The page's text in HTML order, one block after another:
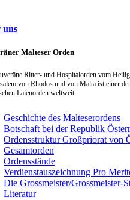
uns
Malteser Orden
Ritter- und Hospitalorden vom
von Rhodos und von Malta ist einer
Laienorden weltweit.
Geschichte des Malteserordens
Botschaft bei der Republik
Ordensstruktur Großpriorat von
Gesamtorden
Ordensstände
Verdienstauszeichnung Pro
Die Grossmeister/Grossmeister-
Literatur